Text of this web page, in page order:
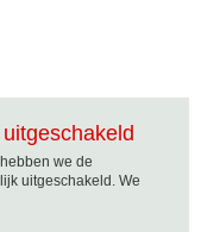
we de
uitgeschakeld. We